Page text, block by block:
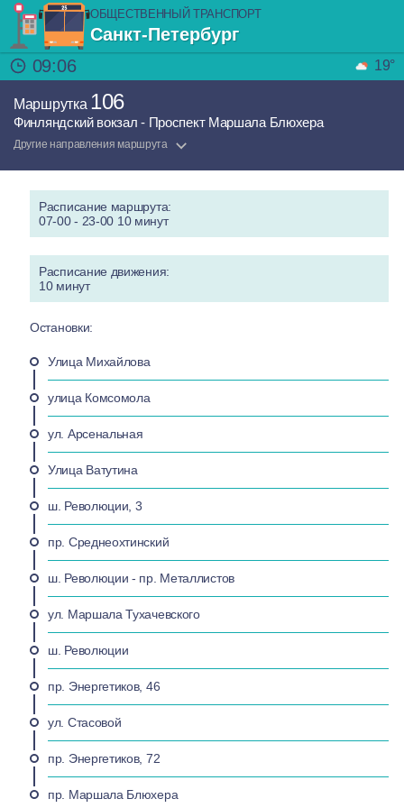
ОБЩЕСТВЕННЫЙ ТРАНСПОРТ
Санкт-Петербург
09:06
19°
Маршрутка 106
Финляндский вокзал - Проспект Маршала Блюхера
Другие направления маршрута
Расписание маршрута:
07-00 - 23-00 10 минут
Расписание движения:
10 минут
Остановки:
Улица Михайлова
улица Комсомола
ул. Арсенальная
Улица Ватутина
ш. Революции, 3
пр. Среднеохтинский
ш. Революции - пр. Металлистов
ул. Маршала Тухачевского
ш. Революции
пр. Энергетиков, 46
ул. Стасовой
пр. Энергетиков, 72
пр. Маршала Блюхера